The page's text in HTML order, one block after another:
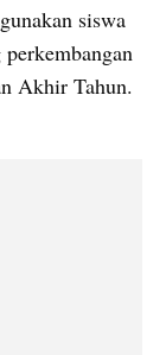
siswa
Akhir Tahun.